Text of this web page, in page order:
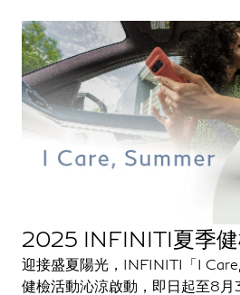
2025 INFINITI夏季健
動新聞稿
迎接盛夏陽光，INFINITI「I
健檢活動沁涼啟動，即日起至8